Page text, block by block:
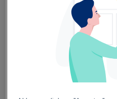
El SEM consiste en crear
de internet y webs relacionadas
Trabajar el SEO
El SEO es el conjunto de